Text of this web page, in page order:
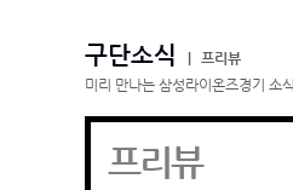
구단소식
프리뷰
미리 만나는 삼성라이온즈경기 소
프리뷰